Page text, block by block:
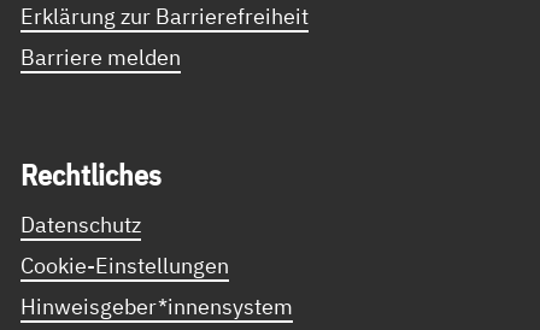
Erklärung zur Barrierefreiheit
Barriere melden
Recht­li­ches
Datenschutz
Cookie-Einstellungen
Hinweisgeber*innensystem